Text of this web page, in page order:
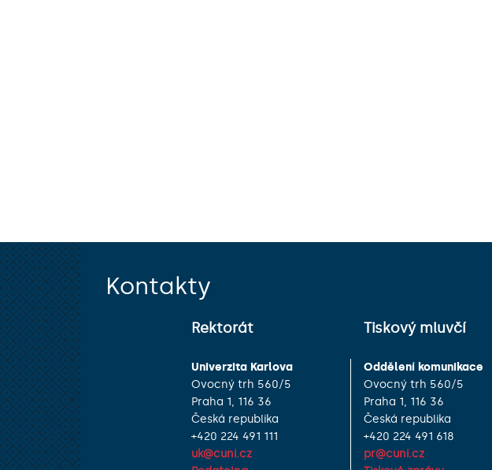
Kontakty
Rektorát
Univerzita Karlova
Ovocný trh 560/5
Praha 1, 116 36
Česká republika
+420 224 491 111
uk@cuni.cz
Tiskový mluvčí
Oddělení komunikace
Ovocný trh 560/5
Praha 1, 116 36
Česká republika
+420 224 491 618
pr@cuni.cz